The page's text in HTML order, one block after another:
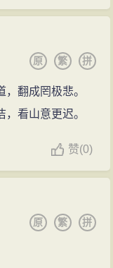
拼
繁
原
翻成罔极悲。
看山意更迟。
赞(0)
拼
繁
原